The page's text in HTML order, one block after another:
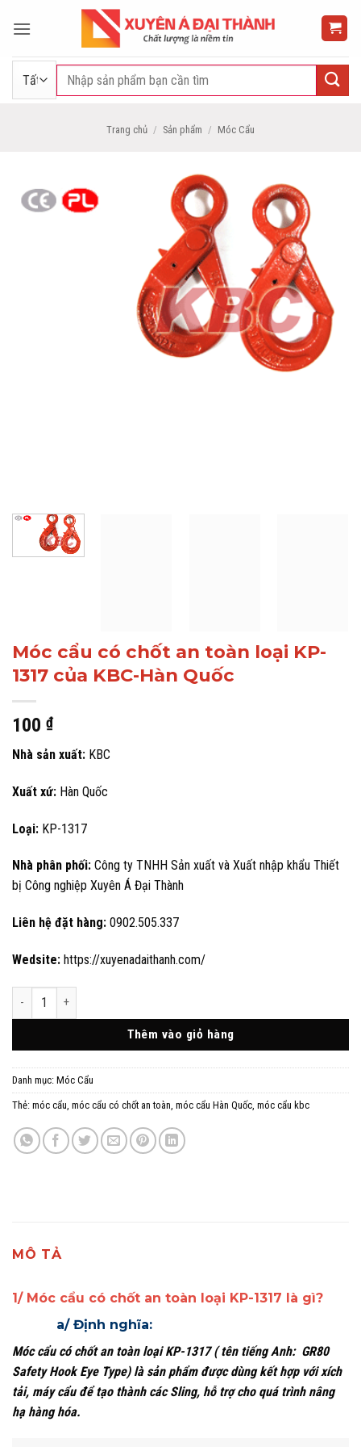
qua
Tìm
Trang chủ / Sản phẩm / Móc Cẩu
Móc cẩu có chốt an toàn loại KP-
1317 của KBC-Hàn Quốc
100 ₫
Nhà sản xuất: KBC
Xuất xứ: Hàn Quốc
Loại: KP-1317
Nhà phân phối: Công ty TNHH Sản xuất và Xuất nhập khẩu Thiết
bị Công nghiệp Xuyên Á Đại Thành
Liên hệ đặt hàng: 0902.505.337
Wedsite: https://xuyenadaithanh.com/
Móc cẩu có chốt an toàn loại KP-1317 của KBC-Hàn Quốc số lượng
Thêm vào giỏ hàng
Danh mục: Móc Cẩu
Thẻ: móc cẩu móc cẩu có chốt an toàn móc cẩu Hàn Quốc móc cẩu kbc
MÔ TẢ
1/ Móc cẩu có chốt an toàn loại KP-1317 là gì?
a/ Định nghĩa:
Móc cẩucó chốt an toàn loại KP-1317 ( tên tiếng Anh: GR80
Safety Hook Eye Type) là sản phẩm được dùng kết hợp với xích
tải, máy cẩu để tạo thành các Sling, hỗ trợ cho quá trình nâng
hạ hàng hóa.